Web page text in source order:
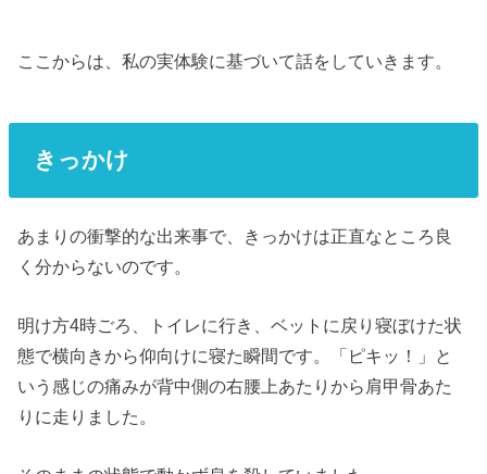
ここからは、私の実体験に基づいて話をしていきます。
きっかけ
あまりの衝撃的な出来事で、きっかけは正直なところ良
く分からないのです。
明け方4時ごろ、トイレに行き、ベットに戻り寝ぼけた状
態で横向きから仰向けに寝た瞬間です。「ピキッ！」と
いう感じの痛みが背中側の右腰上あたりから肩甲骨あた
りに走りました。